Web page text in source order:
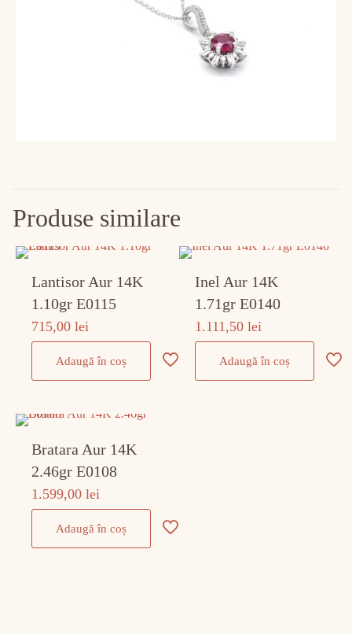
Produse similare
Lantisor Aur 14K
1.10gr E0115
715,00lei
Adaugă în coș
Inel Aur 14K
1.71gr E0140
1.111,50lei
Adaugă în coș
Bratara Aur 14K
2.46gr E0108
1.599,00lei
Adaugă în coș